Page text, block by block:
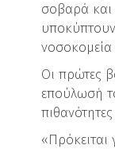
σοβαρά και
νοσοκομεία
Οι πρώτες
επούλωσή